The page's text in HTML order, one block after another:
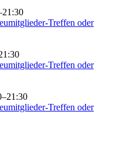
Treffen oder
Treffen oder
Treffen oder